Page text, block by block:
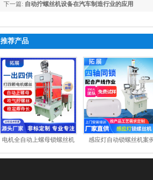
下一篇: 自动拧螺丝机设备在汽车制造行业的应用
推荐产品
电机全自动上螺母锁螺丝机
感应灯自动锁螺丝机案